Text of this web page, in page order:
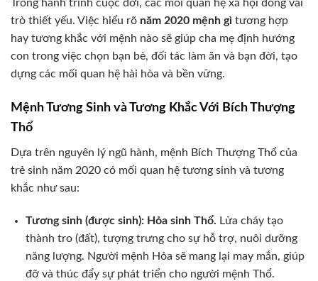
Trong hành trình cuộc đời, các mối quan hệ xã hội đóng vai
trò thiết yếu. Việc hiểu rõ năm 2020 mệnh gì tương hợp
hay tương khắc với mệnh nào sẽ giúp cha mẹ định hướng
con trong việc chọn bạn bè, đối tác làm ăn và bạn đời, tạo
dựng các mối quan hệ hài hòa và bền vững.
Mệnh Tương Sinh và Tương Khắc Với Bích Thượng
Thổ
Dựa trên nguyên lý ngũ hành, mệnh Bích Thượng Thổ của
trẻ sinh năm 2020 có mối quan hệ tương sinh và tương
khắc như sau:
Tương sinh (được sinh): Hỏa sinh Thổ. Lửa cháy tạo
thành tro (đất), tượng trưng cho sự hỗ trợ, nuôi dưỡng
năng lượng. Người mệnh Hỏa sẽ mang lại may mắn, giúp
đỡ và thúc đẩy sự phát triển cho người mệnh Thổ.